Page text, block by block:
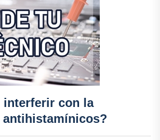
interferir con la